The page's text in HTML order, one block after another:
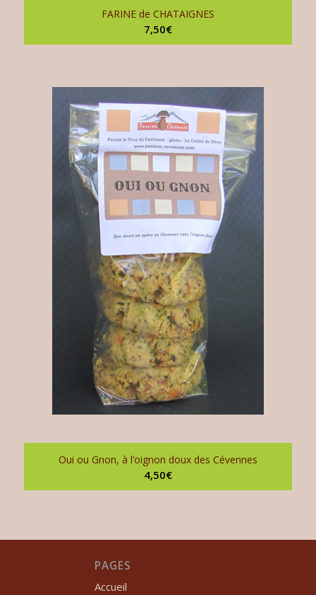
FARINE de CHATAIGNES
7,50€
Oui ou Gnon, à l’oignon doux des Cévennes
4,50€
PAGES
Accueil